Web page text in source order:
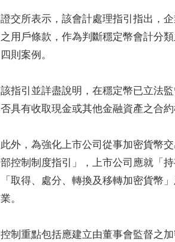
證交所表示，該會計處理指引指出，
之用戶條款，作為判斷穩定幣會計分
四則案例。
該指引並詳盡說明，在穩定幣已立法
否具有收取現金或其他金融資產之合
此外，為強化上市公司從事加密貨幣
部控制制度指引」，上市公司應就「
「取得、處分、轉換及移轉加密貨幣
業。
控制重點包括應建立由董事會監督之